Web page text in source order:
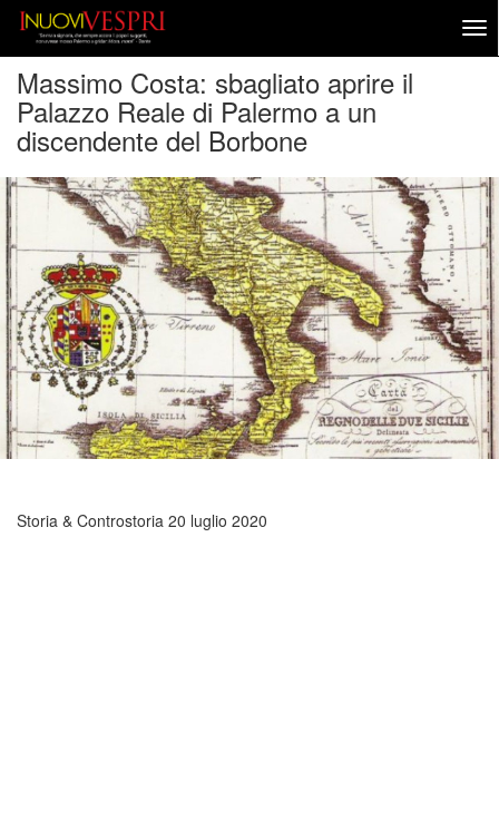
Massimo Costa: sbagliato aprire il
Palazzo Reale di Palermo a un
discendente del Borbone
Storia & Controstoria 20 luglio 2020